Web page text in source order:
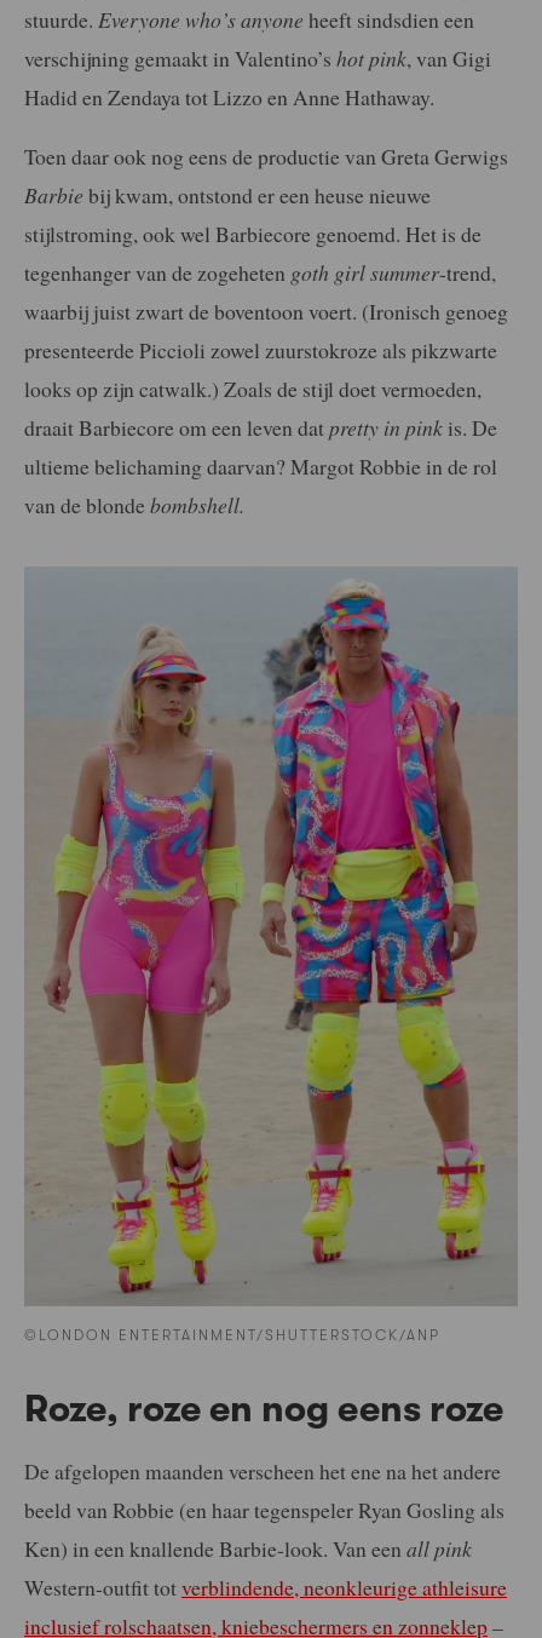
stuurde. Everyone who’s anyone heeft sindsdien een
verschijning gemaakt in Valentino’s hot pink, van Gigi
Hadid en Zendaya tot Lizzo en Anne Hathaway.
Toen daar ook nog eens de productie van Greta Gerwigs
Barbie bij kwam, ontstond er een heuse nieuwe
stijlstroming, ook wel Barbiecore genoemd. Het is de
tegenhanger van de zogeheten goth girl summer-trend,
waarbij juist zwart de boventoon voert. (Ironisch genoeg
presenteerde Piccioli zowel zuurstokroze als pikzwarte
looks op zijn catwalk.) Zoals de stijl doet vermoeden,
draait Barbiecore om een leven datpretty in pink is. De
ultieme belichaming daarvan? Margot Robbie in de rol
van de blonde bombshell.
©LONDON ENTERTAINMENT/SHUTTERSTOCK/ANP
Roze, roze en nog eens roze
De afgelopen maanden verscheen het ene na het andere
beeld van Robbie (en haar tegenspeler Ryan Gosling als
Ken) in een knallende Barbie-look. Van een all pink
Western-outfit totverblindende, neonkleurige athleisure
inclusief rolschaatsen, kniebeschermers en zonneklep–